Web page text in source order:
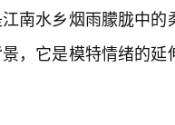
南水乡烟雨朦胧中的
，它是模特情绪的延